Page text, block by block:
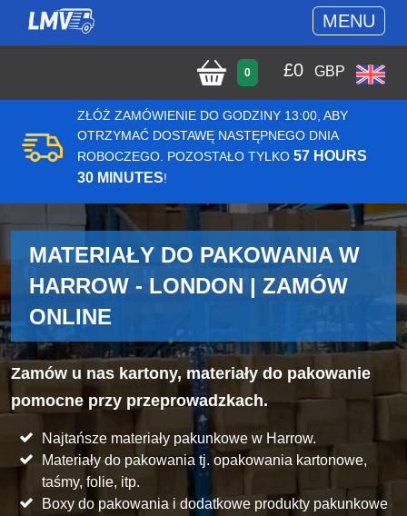
MENU
0 £0 GBP
ZŁÓŻ ZAMÓWIENIE DO GODZINY 13:00, ABY
OTRZYMAĆ DOSTAWĘ NASTĘPNEGO DNIA
ROBOCZEGO. POZOSTAŁO TYLKO 57 HOURS
30 MINUTES!
MATERIAŁY DO PAKOWANIA W
HARROW - LONDON | ZAMÓW
ONLINE
Zamów u nas kartony, materiały do pakowanie
pomocne przy przeprowadzkach.
Najtańsze materiały pakunkowe w Harrow.
Materiały do pakowania tj. opakowania kartonowe,
taśmy, folie, itp.
Boxy do pakowania i dodatkowe produkty pakunkowe